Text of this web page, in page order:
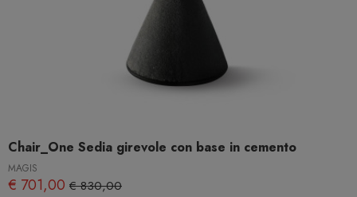
Chair_One Sedia girevole con base in cemento
MAGIS
€ 701,00 € 830,00